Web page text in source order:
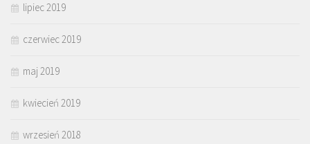
lipiec 2019
czerwiec 2019
maj 2019
kwiecień 2019
wrzesień 2018